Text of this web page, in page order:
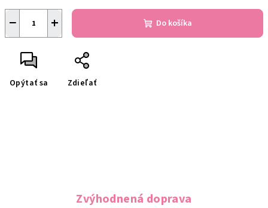
+
− Do košíka
Opýtať sa Zdieľať
Zvýhodnená doprava